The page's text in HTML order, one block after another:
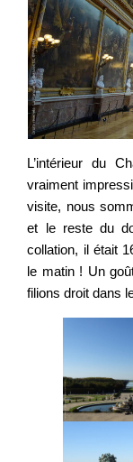
L’intérieur du
vraiment
visite, nous
et le reste du
collation, il était
le matin ! Un
filions droit dans